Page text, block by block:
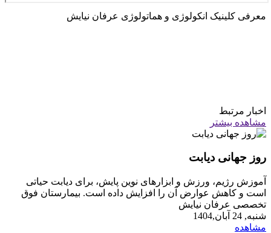
معرفی کلینیک انکولوژی و هماتولوژی عرفان نیایش
اخبار مرتبط
مشاهده بیشتر
روز جهانی دیابت
آموزش رژیم، ورزش و ابزارهای نوین پایش، برای دیابت حیاتی
است و کاهش عوارض آن را افزایش داده است. بیمارستان فوق
تخصصی عرفان نیایش
شنبه, 24 آبان,1404
مشاهده